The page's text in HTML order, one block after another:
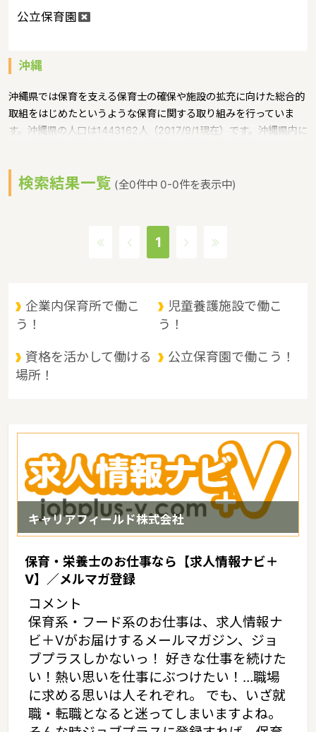
公立保育園
沖縄
沖縄県では保育を支える保育士の確保や施設の拡充に向けた総合的
取組をはじめたというような保育に関する取り組みを行っていま
す。沖縄県の人口は1443162人（2017/9/1現在）です。沖縄県内に
家賃相場：9.1万円（2017年10月賃貸住宅 D-room調べ）沖縄県
は、東京からは1600キロ。沖縄最西端の与那国島から台湾までは
然、文化、産業もこうした地理的環境に大きな影響を受けていると
検索結果一覧 (全0件中 0-0件を表示中)
1
企業内保育所で働こ
う！
児童養護施設で働こ
う！
資格を活かして働ける
場所！
公立保育園で働こう！
キャリアフィールド株式会社
保育・栄養士のお仕事なら【求人情報ナビ＋
V】／メルマガ登録
コメント
保育系・フード系のお仕事は、求人情報ナ
ビ＋Vがお届けするメールマガジン、ジョ
ブプラスしかないっ！ 好きな仕事を続けた
い！熱い思いを仕事にぶつけたい！…職場
に求める思いは人それぞれ。 でも、いざ就
職・転職となると迷ってしまいますよね。